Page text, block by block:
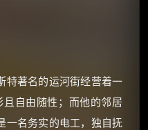
特著名的运河街经营着一
自由随性；而他的邻居
一名务实的电工，独自抚